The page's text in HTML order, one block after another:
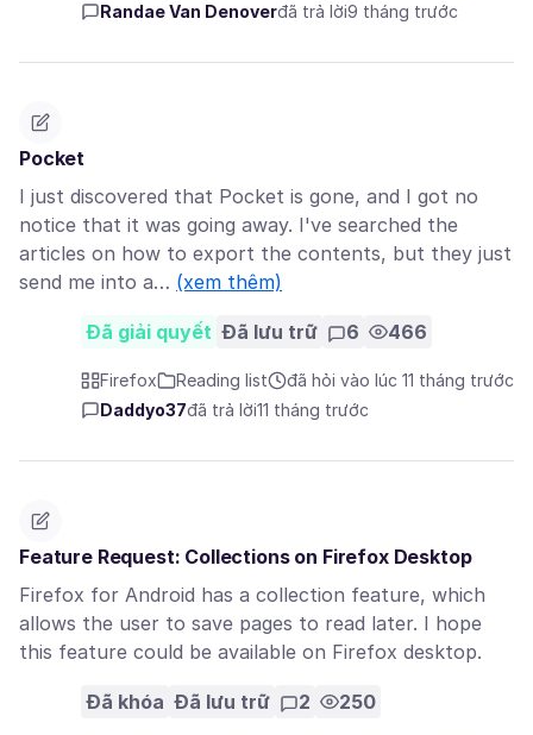
Randae Van Denoverđã trả lời9 tháng trước
Pocket
I just discovered that Pocket is gone, and I got no
notice that it was going away. I've searched the
articles on how to export the contents, but they just
send me into a… (xem thêm)
Đã giải quyết Đã lưu trữ 6 466
Firefox Reading list
đã hỏi vào lúc 11 tháng trước
Daddyo37đã trả lời11 tháng trước
Feature Request: Collections on Firefox Desktop
Firefox for Android has a collection feature, which
allows the user to save pages to read later. I hope
this feature could be available on Firefox desktop.
Đã khóa Đã lưu trữ 2 250